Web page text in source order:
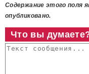
Содержание этого поля
опубликовано.
Что вы